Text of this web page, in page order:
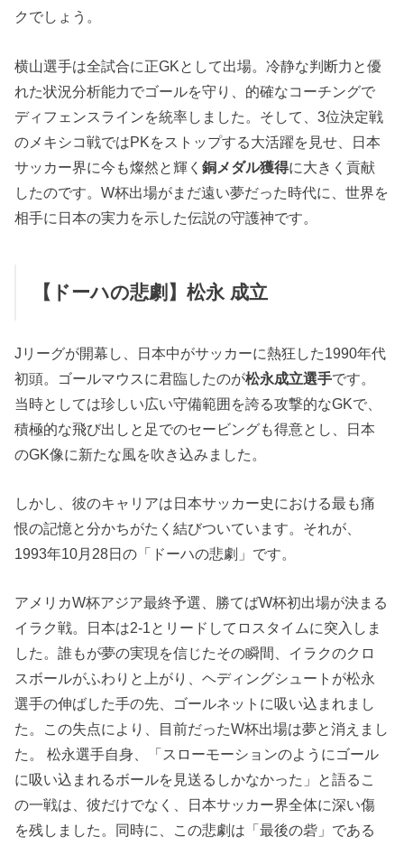
クでしょう。
横山選手は全試合に正GKとして出場。冷静な判断力と優
れた状況分析能力でゴールを守り、的確なコーチングで
ディフェンスラインを統率しました。そして、3位決定戦
のメキシコ戦ではPKをストップする大活躍を見せ、日本
サッカー界に今も燦然と輝く銅メダル獲得に大きく貢献
したのです。W杯出場がまだ遠い夢だった時代に、世界を
相手に日本の実力を示した伝説の守護神です。
【ドーハの悲劇】松永 成立
Jリーグが開幕し、日本中がサッカーに熱狂した1990年代
初頭。ゴールマウスに君臨したのが松永成立選手です。
当時としては珍しい広い守備範囲を誇る攻撃的なGKで、
積極的な飛び出しと足でのセービングも得意とし、日本
のGK像に新たな風を吹き込みました。
しかし、彼のキャリアは日本サッカー史における最も痛
恨の記憶と分かちがたく結びついています。それが、
1993年10月28日の「ドーハの悲劇」です。
アメリカW杯アジア最終予選、勝てばW杯初出場が決まる
イラク戦。日本は2-1とリードしてロスタイムに突入しま
した。誰もが夢の実現を信じたその瞬間、イラクのクロ
スボールがふわりと上がり、ヘディングシュートが松永
選手の伸ばした手の先、ゴールネットに吸い込まれまし
た。この失点により、目前だったW杯出場は夢と消えまし
た。 松永選手自身、「スローモーションのようにゴール
に吸い込まれるボールを見送るしかなかった」と語るこ
の一戦は、彼だけでなく、日本サッカー界全体に深い傷
を残しました。同時に、この悲劇は「最後の砦」である